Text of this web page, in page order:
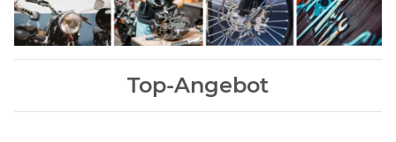
Top-Angebot